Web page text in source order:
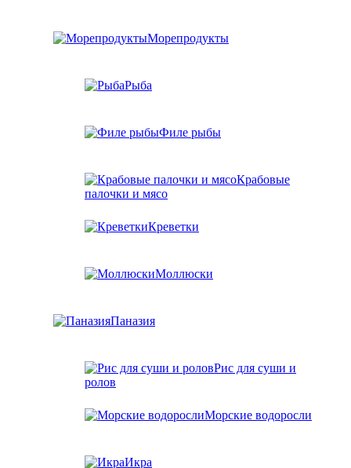
Морепродукты
Рыба
Филе рыбы
Крабовые
палочки и мясо
Креветки
Моллюски
Паназия
Рис для суши и
ролов
Морские водоросли
Икра